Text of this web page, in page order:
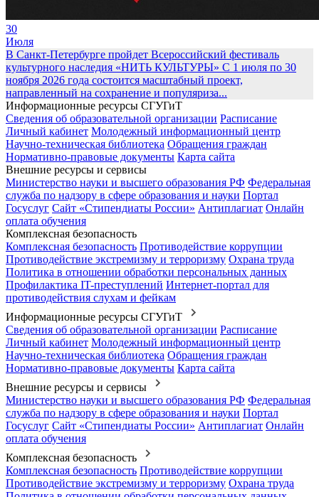
30
Июля
В Санкт-Петербурге пройдет Всероссийский фестиваль
культурного наследия «НИТЬ КУЛЬТУРЫ» С 1 июля по 30
ноября 2026 года состоится масштабный проект,
направленный на сохранение и популяриза...
Информационные ресурсы СГУГиТ
Сведения об образовательной организации Расписание
Личный кабинет Молодежный информационный центр
Научно-техническая библиотека Обращения граждан
Нормативно-правовые документы Карта сайта
Внешние ресурсы и сервисы
Министерство науки и высшего образования РФ Федеральная
служба по надзору в сфере образования и науки Портал
Госуслуг Сайт «Стипендиаты России» Антиплагиат Онлайн
оплата обучения
Комплексная безопасность
Комплексная безопасность Противодействие коррупции
Противодействие экстремизму и терроризму Охрана труда
Политика в отношении обработки персональных данных
Профилактика IT-преступлений Интернет-портал для
противодействия слухам и фейкам
Информационные ресурсы СГУГиТ
Сведения об образовательной организации Расписание
Личный кабинет Молодежный информационный центр
Научно-техническая библиотека Обращения граждан
Нормативно-правовые документы Карта сайта
Внешние ресурсы и сервисы
Министерство науки и высшего образования РФ Федеральная
служба по надзору в сфере образования и науки Портал
Госуслуг Сайт «Стипендиаты России» Антиплагиат Онлайн
оплата обучения
Комплексная безопасность
Комплексная безопасность Противодействие коррупции
Противодействие экстремизму и терроризму Охрана труда